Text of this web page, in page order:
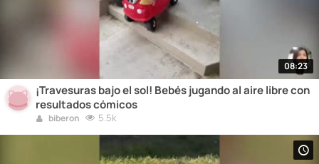
08:23
¡Travesuras bajo el sol! Bebés jugando al aire libre con
resultados cómicos
biberon 5.5k